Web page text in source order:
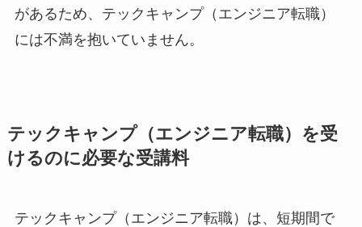
があるため、テックキャンプ（エンジニア転職）
には不満を抱いていません。
テックキャンプ（エンジニア転職）を受
けるのに必要な受講料
テックキャンプ（エンジニア転職）は、 短期間で